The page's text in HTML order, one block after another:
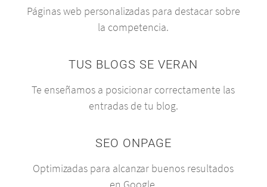
Páginas web personalizadas para destacar sobre
la competencia.
TUS BLOGS SE VERAN
Te enseñamos a posicionar correctamente las
entradas de tu blog.
SEO ONPAGE
Optimizadas para alcanzar buenos resultados
en Google.